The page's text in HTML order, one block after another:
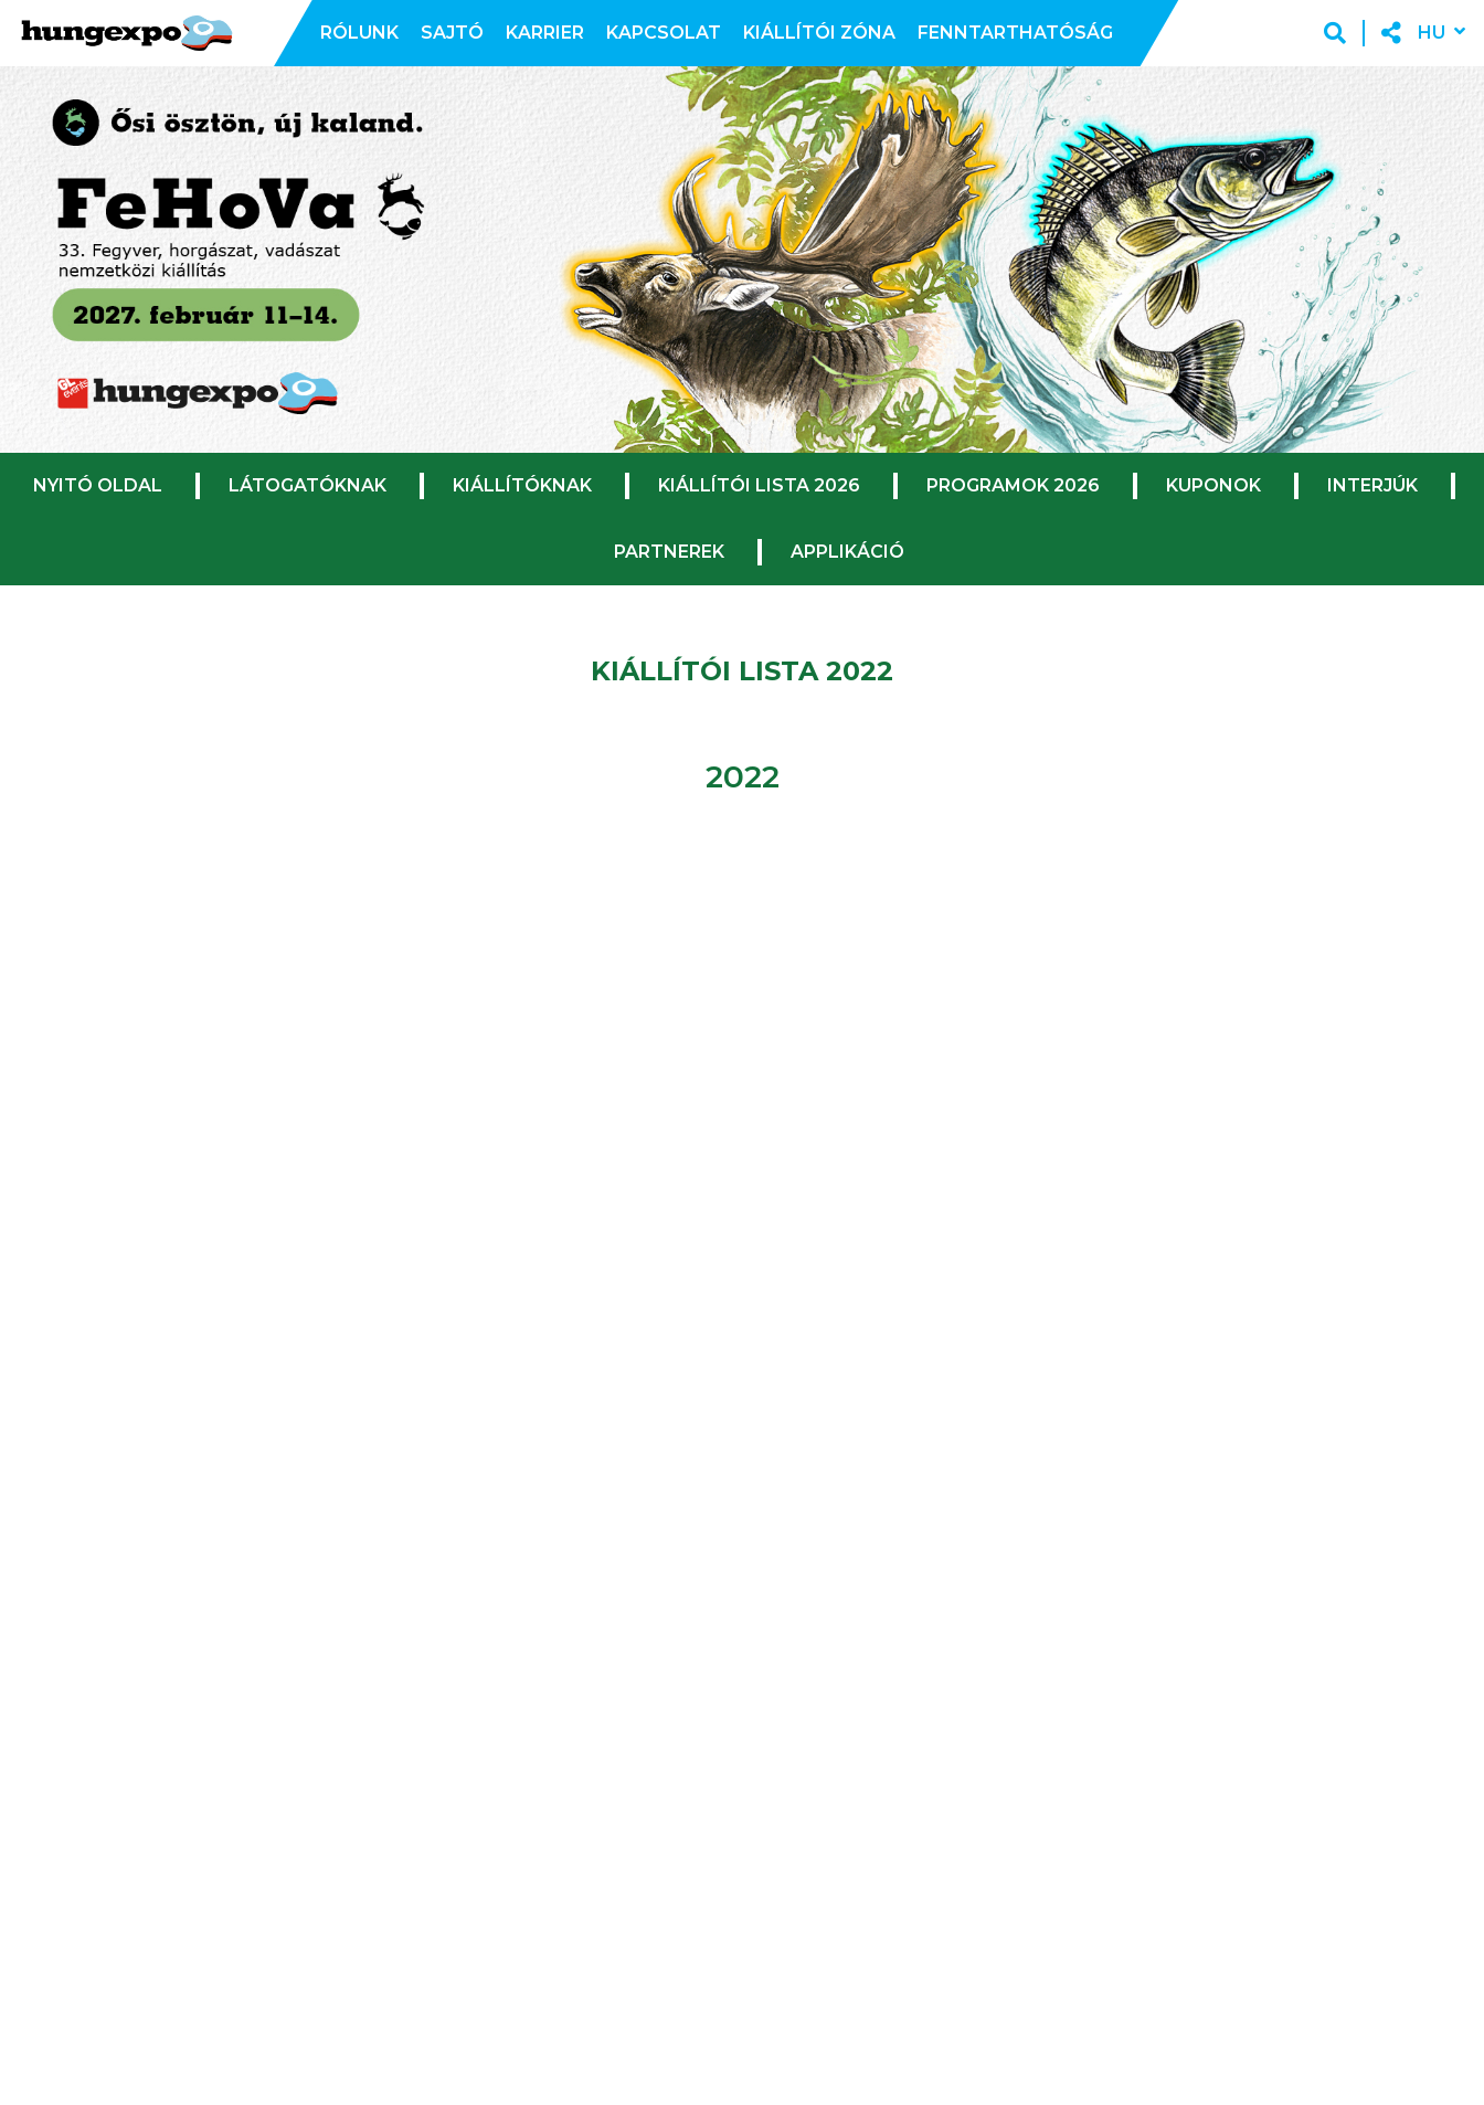
RÓLUNK SAJTÓ KARRIER KAPCSOLAT KIÁLLÍTÓI ZÓNA FENNTARTHATÓSÁG HU
NYITÓ OLDAL LÁTOGATÓKNAK KIÁLLÍTÓKNAK KIÁLLÍTÓI LISTA 2026 PROGRAMOK 2026 KUPONOK INTERJÚK
PARTNEREK APPLIKÁCIÓ
KIÁLLÍTÓI LISTA 2022
2022